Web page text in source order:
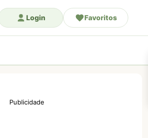
Login Favoritos
Publicidade